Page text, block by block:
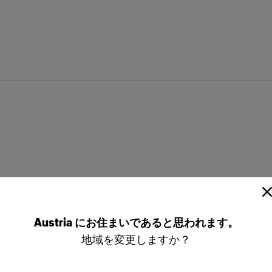
Austria にお住まいであると思われます。
地域を変更しますか？